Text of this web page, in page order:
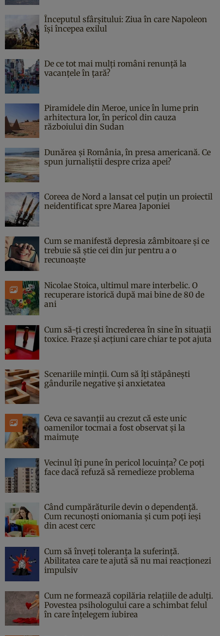
Începutul sfârşitului: Ziua în care Napoleon
îşi începea exilul
De ce tot mai mulți români renunță la
vacanțele în țară?
Piramidele din Meroe, unice în lume prin
arhitectura lor, în pericol din cauza
războiului din Sudan
Dunărea și România, în presa americană. Ce
spun jurnaliștii despre criza apei?
Coreea de Nord a lansat cel puțin un proiectil
neidentificat spre Marea Japoniei
Cum se manifestă depresia zâmbitoare și ce
trebuie să știe cei din jur pentru a o
recunoaște
Nicolae Stoica, ultimul mare interbelic. O
recuperare istorică după mai bine de 80 de
ani
Cum să-ți crești încrederea în sine în situații
toxice. Fraze și acțiuni care chiar te pot ajuta
Scenariile minții. Cum să îți stăpânești
gândurile negative și anxietatea
Ceva ce savanții au crezut că este unic
oamenilor tocmai a fost observat și la
maimuțe
Vecinul îți pune în pericol locuința? Ce poți
face dacă refuză să remedieze problema
Când cumpărăturile devin o dependență.
Cum recunoști oniomania și cum poți ieși
din acest cerc
Cum să înveți toleranța la suferință.
Abilitatea care te ajută să nu mai reacționezi
impulsiv
Cum ne formează copilăria relațiile de adulți.
Povestea psihologului care a schimbat felul
în care înțelegem iubirea